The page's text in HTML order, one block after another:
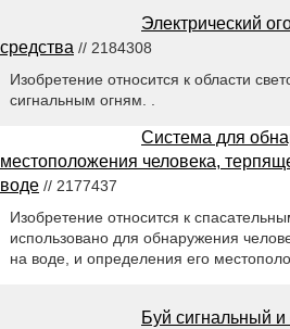
Электрический
средства // 2184308
Изобретение относится к области
сигнальным огням. .
Система для
местоположения человека,
воде // 2177437
Изобретение относится к
использовано для обнаружения
на воде, и определения его
Буй сигнальный и